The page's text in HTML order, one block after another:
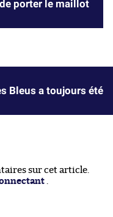
porter le maillot
Bleus a toujours été
sur cet article.